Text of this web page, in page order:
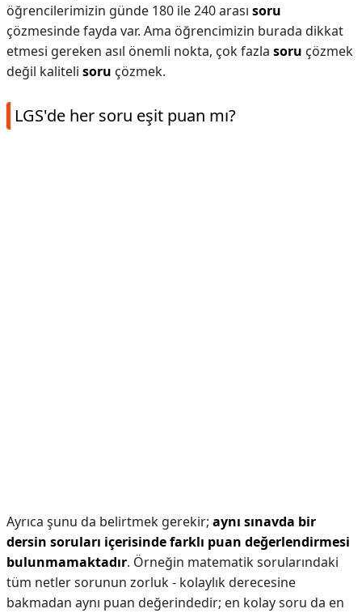
öğrencilerimizin günde 180 ile 240 arası soru
çözmesinde fayda var. Ama öğrencimizin burada dikkat
etmesi gereken asıl önemli nokta, çok fazla soru çözmek
değil kaliteli soru çözmek.
LGS'de her soru eşit puan mı?
Ayrıca şunu da belirtmek gerekir; aynı sınavda bir
dersin soruları içerisinde farklı puan değerlendirmesi
bulunmamaktadır. Örneğin matematik sorularındaki
tüm netler sorunun zorluk - kolaylık derecesine
bakmadan aynı puan değerindedir; en kolay soru da en